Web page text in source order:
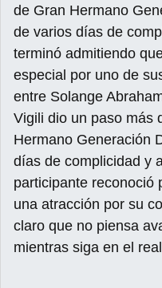
de Gran Hermano
de varios días de
terminó admitiendo
especial por uno de
entre Solange
Vigili dio un paso más
Hermano Generación
días de complicidad y
participante reconoció
una atracción por su
claro que no piensa
mientras siga en el